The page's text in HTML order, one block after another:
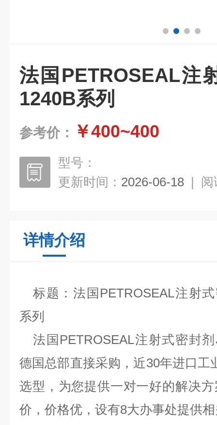
法国PETROSEAL注
1240B系列
参考价： ￥400~400
型号：
更新时间： 2026-06-18 | 阅
详情介绍
标题 ：法国 PETROSEAL注射
系列
法国 PETROSEAL注射式密封
德国总部直接采购，近30年进口工
选型，为您提供一对一好的解决
价，价格优，设有8大办事处提供